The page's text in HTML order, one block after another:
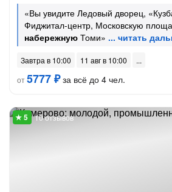
«Вы увидите Ледовый дворец,
Фиджитал-центр, Московскую
набережную Томи»
Завтра в 10:00
11 авг в 10:00
от5777 ₽за всё до 4 чел.
10 отзывов